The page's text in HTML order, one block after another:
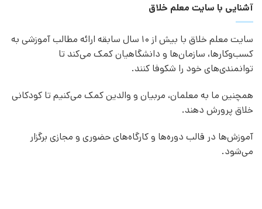
آشنایی با سایت معلم خلاق
سایت معلم خلاق با بیش از 10 سال سابقه ارائه مطالب آموزشی به
کسب‌وکارها، سازمان‌ها و دانشگاهیان کمک می‌کند تا
توانمندی‌های خود را شکوفا کنند.
همچنین ما به معلمان، مربیان و والدین کمک می‌کنیم تا کودکانی
خلاق پرورش دهند.
آموزش‌ها در قالب دوره‌ها و کارگاه‌های حضوری و مجازی برگزار
می‌شود.